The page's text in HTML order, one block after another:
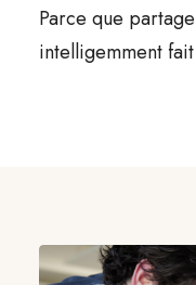
Parce que
intelligemment